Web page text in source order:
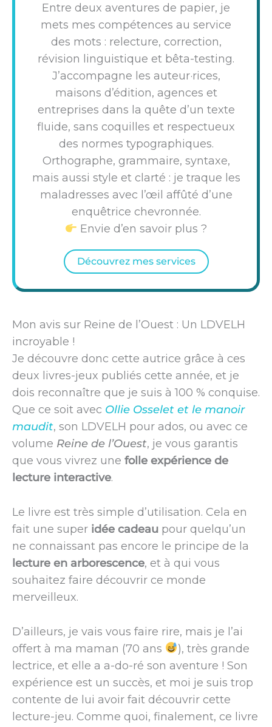
Entre deux aventures de papier, je
mets mes compétences au service
des mots : relecture, correction,
révision linguistique et bêta-testing.
J’accompagne les auteur·rices,
maisons d’édition, agences et
entreprises dans la quête d’un texte
fluide, sans coquilles et respectueux
des normes typographiques.
Orthographe, grammaire, syntaxe,
mais aussi style et clarté : je traque les
maladresses avec l’œil affûté d’une
enquêtrice chevronnée.
Envie d’en savoir plus ?
Découvrez mes services
Mon avis sur Reine de l’Ouest : Un LDVELH
incroyable !
Je découvre donc cette autrice grâce à ces
deux livres-jeux publiés cette année, et je
dois reconnaître que je suis à 100 % conquise.
Que ce soit avec Ollie Osselet et le manoir
maudit, son LDVELH pour ados, ou avec ce
volume Reine de l’Ouest, je vous garantis
que vous vivrez une folle expérience de
lecture interactive.
Le livre est très simple d’utilisation. Cela en
fait une super idée cadeau pour quelqu’un
ne connaissant pas encore le principe de la
lecture en arborescence, et à qui vous
souhaitez faire découvrir ce monde
merveilleux.
D’ailleurs, je vais vous faire rire, mais je l’ai
offert à ma maman (70 ans
), très grande
lectrice, et elle a a-do-ré son aventure ! Son
expérience est un succès, et moi je suis trop
contente de lui avoir fait découvrir cette
lecture-jeu. Comme quoi, finalement, ce livre